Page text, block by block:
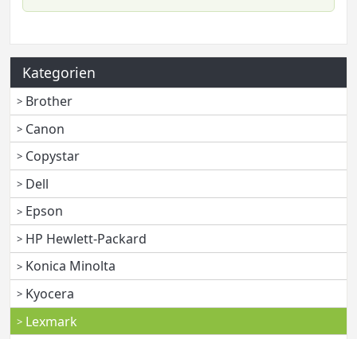
Kategorien
Brother
Canon
Copystar
Dell
Epson
HP Hewlett-Packard
Konica Minolta
Kyocera
Lexmark